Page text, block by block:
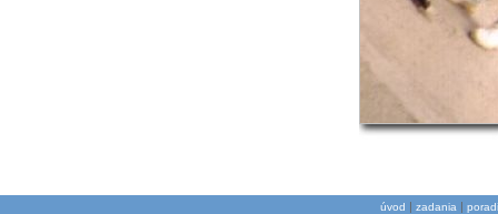
úvod | zadania |